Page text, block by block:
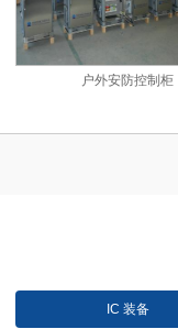
户外安防控制柜
IC 装备